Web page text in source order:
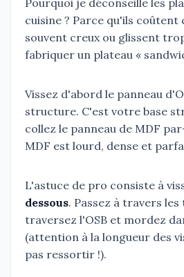
Pourquoi je déconseille les
cuisine ? Parce qu'ils coûtent
souvent creux ou glissent
fabriquer un plateau «
Vissez d'abord le panneau
structure. C'est votre base
collez le panneau de MDF
MDF est lourd, dense et
L'astuce de pro consiste à
dessous. Passez à travers
traversez l'OSB et mordez
(attention à la longueur des
pas ressortir !).